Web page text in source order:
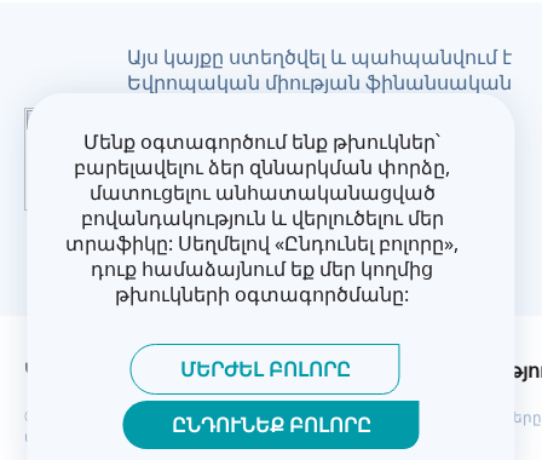
Մենք օգտագործում ենք թխուկներ՝
բարելավելու ձեր զննարկման փորձը,
մատուցելու անհատականացված
բովանդակություն և վերլուծելու մեր
տրաֆիկը: Սեղմելով «Ընդունել բոլորը»,
դուք համաձայնում եք մեր կողմից
թխուկների օգտագործմանը:
ՄԵՐԺԵԼ ԲՈԼՈՐԸ
ԸՆԴՈՒՆԵՔ ԲՈԼՈՐԸ
Այս կայքը ստեղծվել և պահպանվում է
Եվրոպական միության ֆինանսական
բովանդակությունը հանդիսանում է
CoM East նախագծի բացառապես
պատասխանատվությունը և
պարտադիր չէ, որ արտահայտի
Եվրոպական միության
տեսակետները:
Կոնտակտներ Գաղտնիության
© Քաղաքապետերի դաշնագիր՝ Արևելք 2026. Բոլոր իրավունքները
պաշտպանված են: